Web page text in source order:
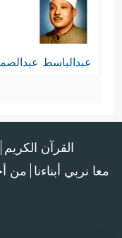
عبدالباسط
القرآن الكريم
معا نربي أبناءنا من